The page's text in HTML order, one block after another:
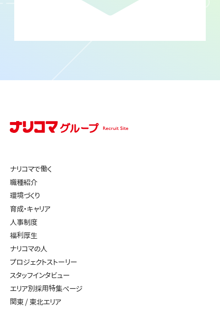
ナリコマで働く
職種紹介
環境づくり
育成・キャリア
人事制度
福利厚生
ナリコマの人
プロジェクトストーリー
スタッフインタビュー
エリア別採用特集ページ
関東 / 東北エリア